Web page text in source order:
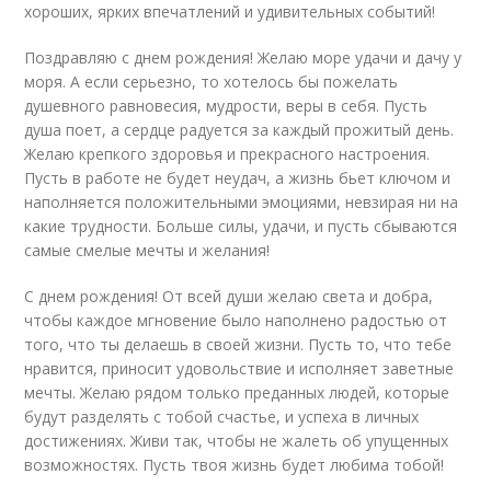
хороших, ярких впечатлений и удивительных событий!
Поздравляю с днем рождения! Желаю море удачи и дачу у
моря. А если серьезно, то хотелось бы пожелать
душевного равновесия, мудрости, веры в себя. Пусть
душа поет, а сердце радуется за каждый прожитый день.
Желаю крепкого здоровья и прекрасного настроения.
Пусть в работе не будет неудач, а жизнь бьет ключом и
наполняется положительными эмоциями, невзирая ни на
какие трудности. Больше силы, удачи, и пусть сбываются
самые смелые мечты и желания!
С днем рождения! От всей души желаю света и добра,
чтобы каждое мгновение было наполнено радостью от
того, что ты делаешь в своей жизни. Пусть то, что тебе
нравится, приносит удовольствие и исполняет заветные
мечты. Желаю рядом только преданных людей, которые
будут разделять с тобой счастье, и успеха в личных
достижениях. Живи так, чтобы не жалеть об упущенных
возможностях. Пусть твоя жизнь будет любима тобой!